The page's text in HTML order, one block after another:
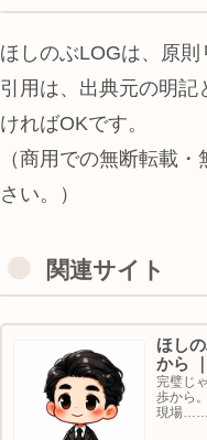
ほしのぶLOGは、原則
引用は、出典元の明記
ければOKです。
（商用での無断転載
さい。）
関連サイト
ほし
から
完璧じ
歩から
現場……